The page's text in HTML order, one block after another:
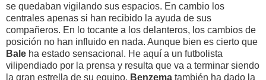
se quedaban vigilando sus espacios. En cambio los
centrales apenas si han recibido la ayuda de sus
compañeros. En lo tocante a los delanteros, los cambios de
posición no han influido en nada. Aunque bien es cierto que
Bale ha estado sensacional. He aquí a un futbolista
vilipendiado por la prensa y resulta que va a terminar siendo
la gran estrella de su equipo. Benzema también ha dado la